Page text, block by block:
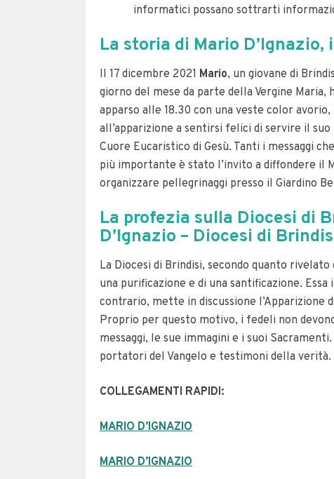
informatici possano sottrarti
La storia di Mario
Il 17 dicembre 2021 Mario, un giovane di
giorno del mese da parte della Vergine Maria,
apparso alle 18.30 con una veste color
all’apparizione a sentirsi felici di servire il
Cuore Eucaristico di Gesù. Tanti i messaggi
più importante è stato l’invito a diffondere il
organizzare pellegrinaggi presso il Giardino
La profezia sulla Diocesi di
D’Ignazio – Diocesi di
La Diocesi di Brindisi, secondo quanto
una purificazione e di una santificazione. Essa
contrario, mette in discussione l’Apparizione
Proprio per questo motivo, i fedeli non
messaggi, le sue immagini e i suoi Sacramenti.
portatori del Vangelo e testimoni della verità.
COLLEGAMENTI RAPIDI:
MARIO D’IGNAZIO
MARIO D’IGNAZIO